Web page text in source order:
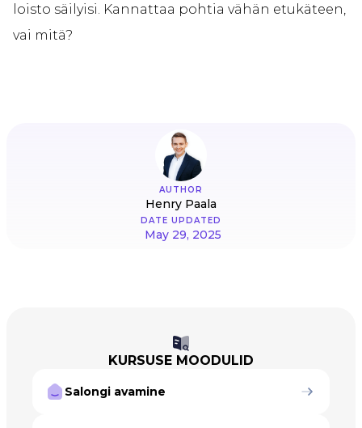
loisto säilyisi. Kannattaa pohtia vähän etukäteen,
vai mitä?
AUTHOR
Henry Paala
DATE UPDATED
May 29, 2025
KURSUSE MOODULID
Salongi avamine